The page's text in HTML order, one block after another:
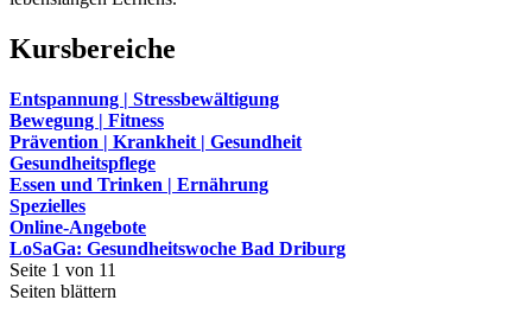
Kursbereiche
Entspannung | Stressbewältigung
Bewegung | Fitness
Prävention | Krankheit | Gesundheit
Gesundheitspflege
Essen und Trinken | Ernährung
Spezielles
Online-Angebote
LoSaGa: Gesundheitswoche Bad Driburg
Seite 1 von 11
Seiten blättern